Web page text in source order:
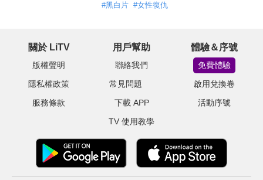
#黑白片 #女性復仇
關於 LiTV
版權聲明
隱私權政策
服務條款
用戶幫助
聯絡我們
常見問題
下載 APP
TV 使用教學
體驗＆序號
免費體驗
啟用兌換卷
活動序號